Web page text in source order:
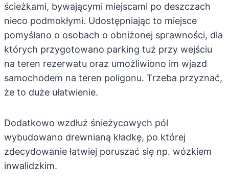
ścieżkami, bywającymi miejscami po deszczach
nieco podmokłymi. Udostępniając to miejsce
pomyślano o osobach o obniżonej sprawności, dla
których przygotowano parking tuż przy wejściu
na teren rezerwatu oraz umożliwiono im wjazd
samochodem na teren poligonu. Trzeba przyznać,
że to duże ułatwienie.
Dodatkowo wzdłuż śnieżycowych pól
wybudowano drewnianą kładkę, po której
zdecydowanie łatwiej poruszać się np. wózkiem
inwalidzkim.